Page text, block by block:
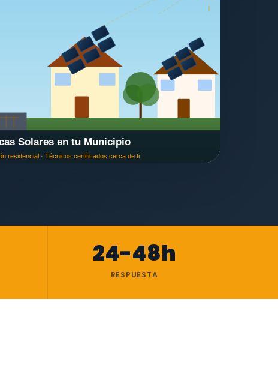
24-48h
RESPUESTA